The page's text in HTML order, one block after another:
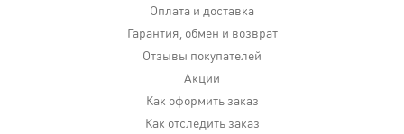
Оплата и доставка
Гарантия, обмен и возврат
Отзывы покупателей
Акции
Как оформить заказ
Как отследить заказ